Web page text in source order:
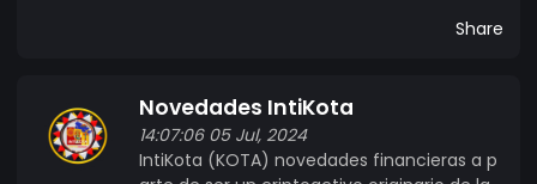
Share
Novedades IntiKota
14:07:06 05 Jul, 2024
IntiKota (KOTA) novedades financieras a p